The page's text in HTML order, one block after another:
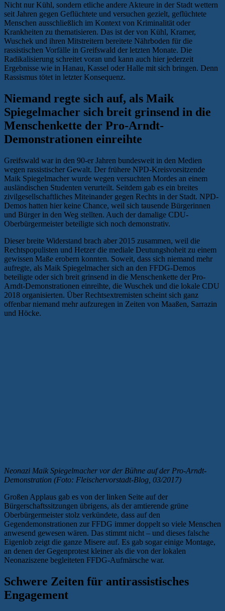
Nicht nur Kühl, sondern etliche andere Akteure in der Stadt wettern
seit Jahren gegen Geflüchtete und versuchen gezielt, geflüchtete
Menschen ausschließlich im Kontext von Kriminalität oder
Krankheiten zu thematisieren. Das ist der von Kühl, Kramer,
Wuschek und ihren Mitstreitern bereitete Nährboden für die
rassistischen Vorfälle in Greifswald der letzten Monate. Die
Radikalisierung schreitet voran und kann auch hier jederzeit
Ergebnisse wie in Hanau, Kassel oder Halle mit sich bringen. Denn
Rassismus tötet in letzter Konsequenz.
Niemand regte sich auf, als Maik
Spiegelmacher sich breit grinsend in die
Menschenkette der Pro-Arndt-
Demonstrationen einreihte
Greifswald war in den 90-er Jahren bundesweit in den Medien
wegen rassistischer Gewalt. Der frühere NPD-Kreisvorsitzende
Maik Spiegelmacher wurde wegen versuchten Mordes an einem
ausländischen Studenten verurteilt. Seitdem gab es ein breites
zivilgesellschaftliches Miteinander gegen Rechts in der Stadt. NPD-
Demos hatten hier keine Chance, weil sich tausende Bürgerinnen
und Bürger in den Weg stellten. Auch der damalige CDU-
Oberbürgermeister beteiligte sich noch demonstrativ.
Dieser breite Widerstand brach aber 2015 zusammen, weil die
Rechtspopulisten und Hetzer die mediale Deutungshoheit zu einem
gewissen Maße erobern konnten. Soweit, dass sich niemand mehr
aufregte, als Maik Spiegelmacher sich an den FFDG-Demos
beteiligte oder sich breit grinsend in die Menschenkette der Pro-
Arndt-Demonstrationen einreihte, die Wuschek und die lokale CDU
2018 organisierten. Über Rechtsextremisten scheint sich ganz
offenbar niemand mehr aufzuregen in Zeiten von Maaßen, Sarrazin
und Höcke.
Neonazi Maik Spiegelmacher vor der Bühne auf der Pro-Arndt-
Demonstration (Foto: Fleischervorstadt-Blog, 03/2017)
Großen Applaus gab es von der linken Seite auf der
Bürgerschaftssitzungen übrigens, als der amtierende grüne
Oberbürgermeister stolz verkündete, dass auf den
Gegendemonstrationen zur FFDG immer doppelt so viele Menschen
anwesend gewesen wären. Das stimmt nicht – und dieses falsche
Eigenlob zeigt die ganze Misere auf. Es gab sogar einige Montage,
an denen der Gegenprotest kleiner als die von der lokalen
Neonaziszene begleiteten FFDG-Aufmärsche war.
Schwere Zeiten für antirassistisches
Engagement